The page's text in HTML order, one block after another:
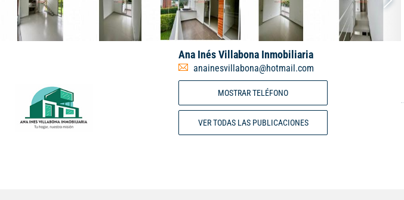
Ana Inés Villabona Inmobiliaria
anainesvillabona@hotmail.com
MOSTRAR TELÉFONO
VER TODAS LAS PUBLICACIONES